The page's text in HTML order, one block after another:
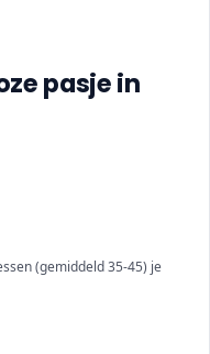
pasje in
(gemiddeld 35-45) je